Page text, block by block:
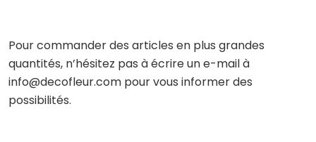
Pour commander des articles en plus grandes
quantités, n’hésitez pas à écrire un e-mail à
info@decofleur.com pour vous informer des
possibilités.